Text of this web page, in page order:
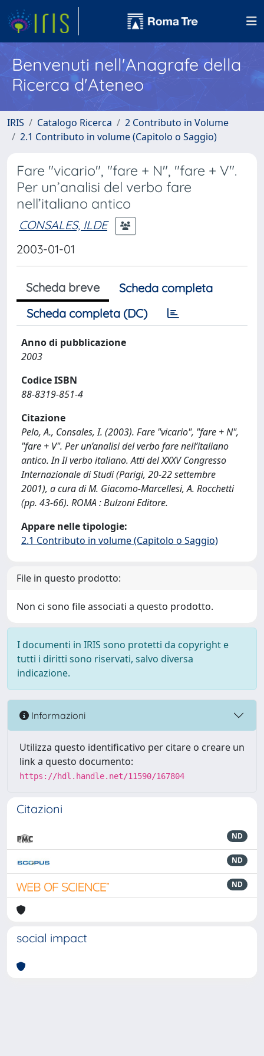
Benvenuti nell'Anagrafe della
Ricerca d'Ateneo
IRIS Catalogo Ricerca
2 Contributo in Volume
2.1 Contributo in volume (Capitolo o Saggio)
Fare "vicario", "fare + N", "fare + V".
Per un’analisi del verbo fare
nell’italiano antico
CONSALES, ILDE
2003-01-01
Scheda breve
Scheda completa
Scheda completa (DC)
Anno di pubblicazione
2003
Codice ISBN
88-8319-851-4
Citazione
Pelo, A., Consales, I. (2003). Fare "vicario", "fare + N",
"fare + V". Per un’analisi del verbo fare nell’italiano
antico. In Il verbo italiano. Atti del XXXV Congresso
Internazionale di Studi (Parigi, 20-22 settembre
2001), a cura di M. Giacomo-Marcellesi, A. Rocchetti
(pp. 43-66). ROMA : Bulzoni Editore.
Appare nelle tipologie:
2.1 Contributo in volume (Capitolo o Saggio)
File in questo prodotto:
Non ci sono file associati a questo prodotto.
I documenti in IRIS sono protetti da copyright e
tutti i diritti sono riservati, salvo diversa
indicazione.
Informazioni
Utilizza questo identificativo per citare o creare un
link a questo documento:
https://hdl.handle.net/11590/167804
Citazioni
ND
ND
ND
social impact